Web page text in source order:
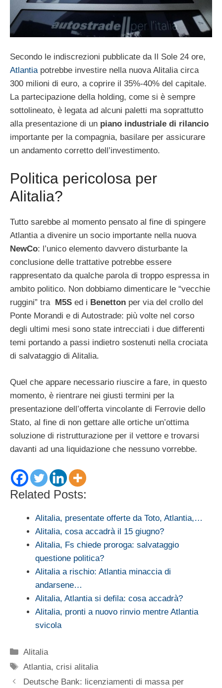
Secondo le indiscrezioni pubblicate da Il Sole 24 ore,
Atlantia potrebbe investire nella nuova Alitalia circa
300 milioni di euro, a coprire il 35%-40% del capitale.
La partecipazione della holding, come si è sempre
sottolineato, è legata ad alcuni paletti ma soprattutto
alla presentazione di un piano industriale di rilancio
importante per la compagnia, basilare per assicurare
un andamento corretto dell’investimento.
Politica pericolosa per
Alitalia?
Tutto sarebbe al momento pensato al fine di spingere
Atlantia a divenire un socio importante nella nuova
NewCo: l’unico elemento davvero disturbante la
conclusione delle trattative potrebbe essere
rappresentato da qualche parola di troppo espressa in
ambito politico. Non dobbiamo dimenticare le “vecchie
ruggini” tra M5S ed i Benetton per via del crollo del
Ponte Morandi e di Autostrade: più volte nel corso
degli ultimi mesi sono state intrecciati i due differenti
temi portando a passi indietro sostenuti nella crociata
di salvataggio di Alitalia.
Quel che appare necessario riuscire a fare, in questo
momento, è rientrare nei giusti termini per la
presentazione dell’offerta vincolante di Ferrovie dello
Stato, al fine di non gettare alle ortiche un’ottima
soluzione di ristrutturazione per il vettore e trovarsi
davanti ad una liquidazione che nessuno vorrebbe.
Related Posts:
Alitalia, presentate offerte da Toto, Atlantia,…
Alitalia, cosa accadrà il 15 giugno?
Alitalia, Fs chiede proroga: salvataggio
questione politica?
Alitalia a rischio: Atlantia minaccia di
andarsene…
Alitalia, Atlantia si defila: cosa accadrà?
Alitalia, pronti a nuovo rinvio mentre Atlantia
svicola
Categorie
Alitalia
Tag
Atlantia,crisi alitalia
Deutsche Bank: licenziamenti di massa per